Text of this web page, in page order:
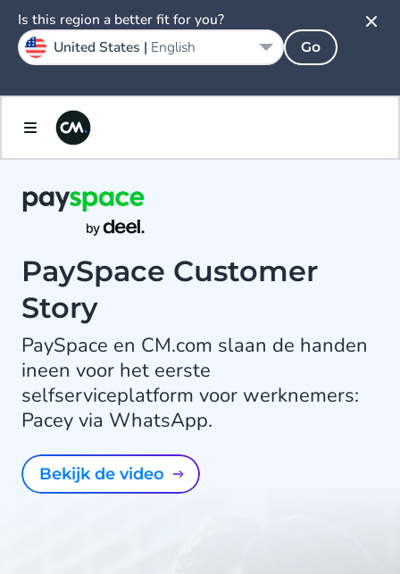
PaySpace Customer
Story
PaySpace en CM.com slaan de handen
ineen voor het eerste
selfserviceplatform voor werknemers:
Pacey via WhatsApp.
Bekijk de video
Is this region a better fit for you?
United States | English Go